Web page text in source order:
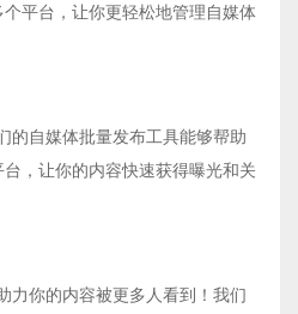
平台，让你更轻松地管理自媒体
的自媒体批量发布工具能够帮助
，让你的内容快速获得曝光和关
力你的内容被更多人看到！我们